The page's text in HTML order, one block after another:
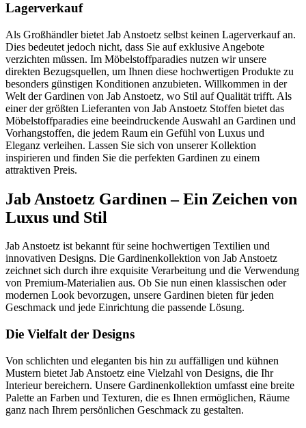
Lagerverkauf
Als Großhändler bietet Jab Anstoetz selbst keinen Lagerverkauf an.
Dies bedeutet jedoch nicht, dass Sie auf exklusive Angebote
verzichten müssen. Im Möbelstoffparadies nutzen wir unsere
direkten Bezugsquellen, um Ihnen diese hochwertigen Produkte zu
besonders günstigen Konditionen anzubieten. Willkommen in der
Welt der Gardinen von Jab Anstoetz, wo Stil auf Qualität trifft. Als
einer der größten Lieferanten von Jab Anstoetz Stoffen bietet das
Möbelstoffparadies eine beeindruckende Auswahl an Gardinen und
Vorhangstoffen, die jedem Raum ein Gefühl von Luxus und
Eleganz verleihen. Lassen Sie sich von unserer Kollektion
inspirieren und finden Sie die perfekten Gardinen zu einem
attraktiven Preis.
Jab Anstoetz Gardinen – Ein Zeichen von
Luxus und Stil
Jab Anstoetz ist bekannt für seine hochwertigen Textilien und
innovativen Designs. Die Gardinenkollektion von Jab Anstoetz
zeichnet sich durch ihre exquisite Verarbeitung und die Verwendung
von Premium-Materialien aus. Ob Sie nun einen klassischen oder
modernen Look bevorzugen, unsere Gardinen bieten für jeden
Geschmack und jede Einrichtung die passende Lösung.
Die Vielfalt der Designs
Von schlichten und eleganten bis hin zu auffälligen und kühnen
Mustern bietet Jab Anstoetz eine Vielzahl von Designs, die Ihr
Interieur bereichern. Unsere Gardinenkollektion umfasst eine breite
Palette an Farben und Texturen, die es Ihnen ermöglichen, Räume
ganz nach Ihrem persönlichen Geschmack zu gestalten.